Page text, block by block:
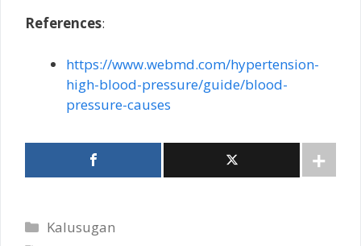
References:
https://www.webmd.com/hypertension-
high-blood-pressure/guide/blood-
pressure-causes
Categories
Kalusugan